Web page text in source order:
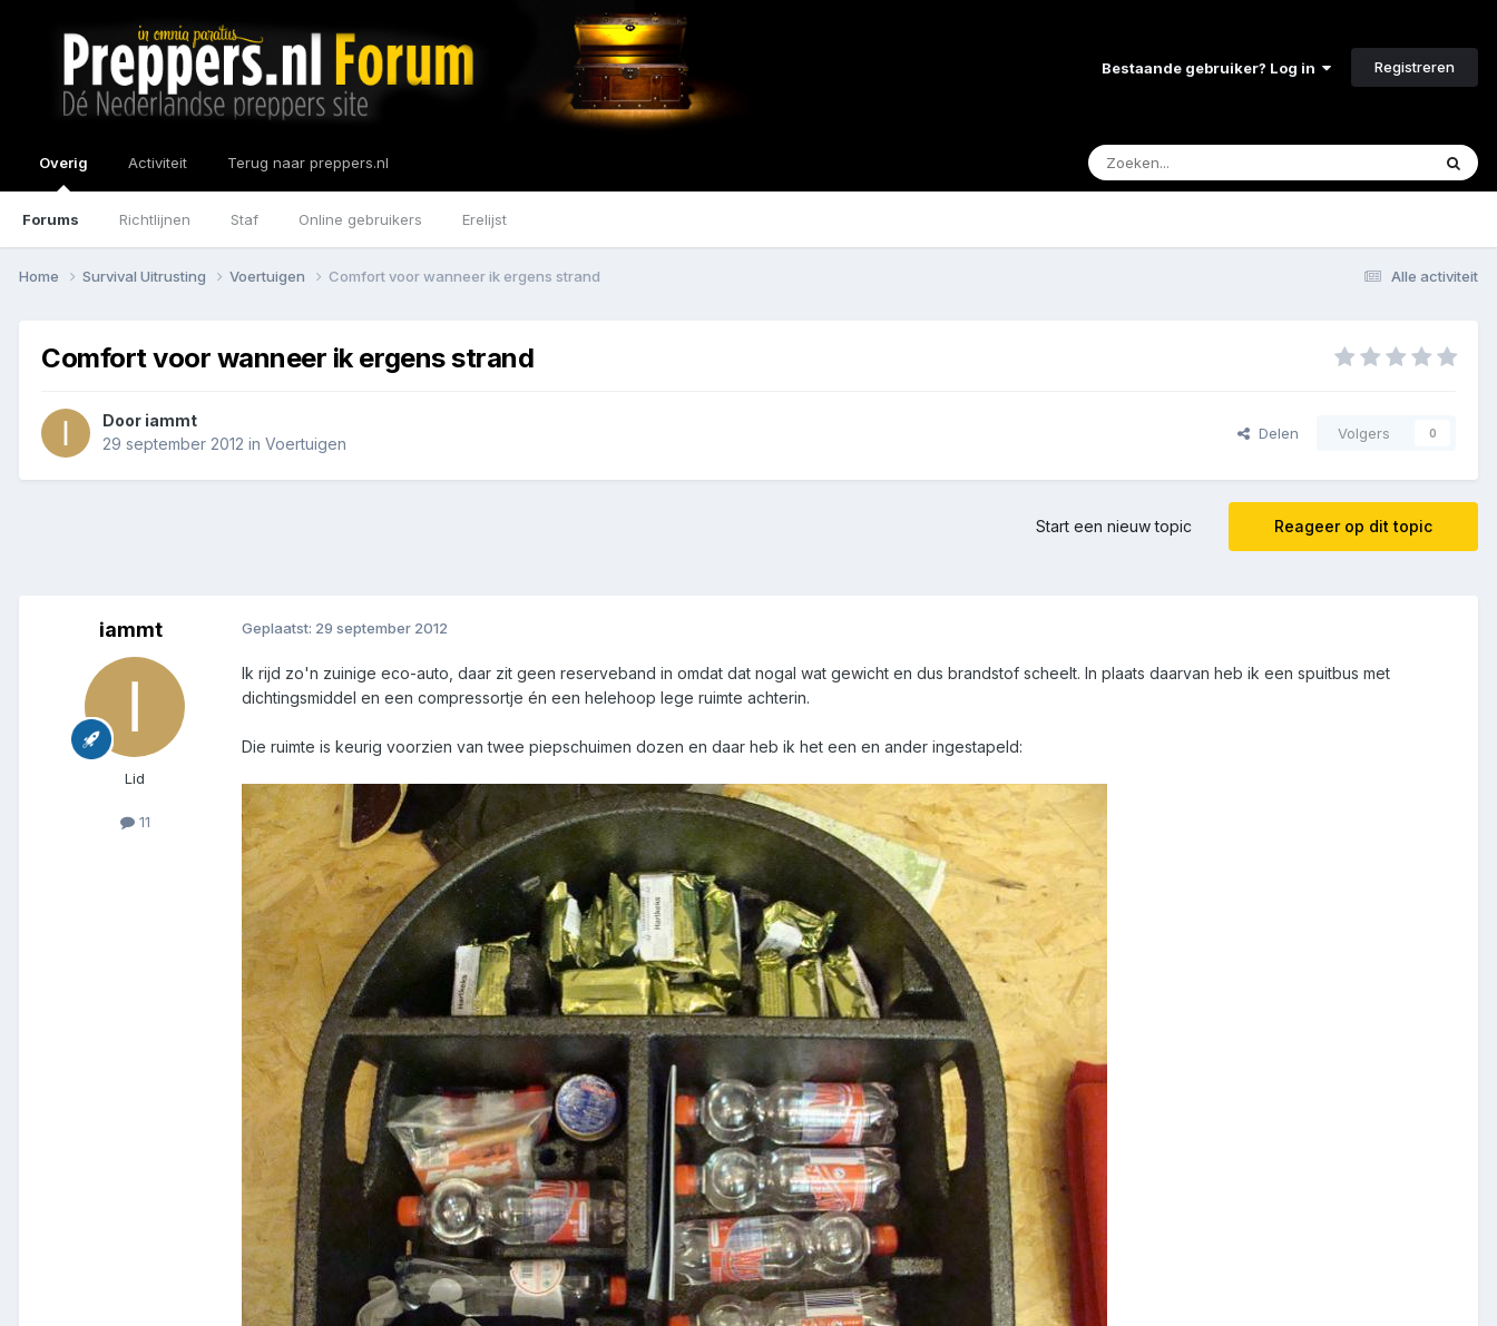
Bestaande gebruiker? Log in Registreren
Overig
Forums Richtlijnen Staf Online gebruikers Erelijst
Activiteit Terug naar preppers.nl
Alle activiteit
Home Survival Uitrusting Voertuigen Comfort voor wanneer ik ergens strand
Comfort voor wanneer ik ergens strand
Door iammt
29 september 2012 in Voertuigen
Delen Volgers 0
Reageer op dit topic
Start een nieuw topic
iammt
Lid
11
Geplaatst: 29 september 2012
Ik rijd zo'n zuinige eco-auto, daar zit geen reserveband in omdat dat nogal wat gewicht en dus brandstof scheelt. In plaats daarvan heb ik een spuitbus met
dichtingsmiddel en een compressortje én een helehoop lege ruimte achterin.
Die ruimte is keurig voorzien van twee piepschuimen dozen en daar heb ik het een en ander ingestapeld: